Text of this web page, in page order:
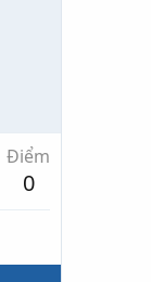
Điểm
0